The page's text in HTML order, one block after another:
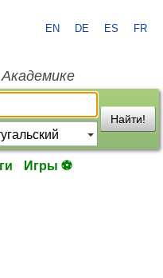
EN DE ES FR
Найти!
Игры ⚽